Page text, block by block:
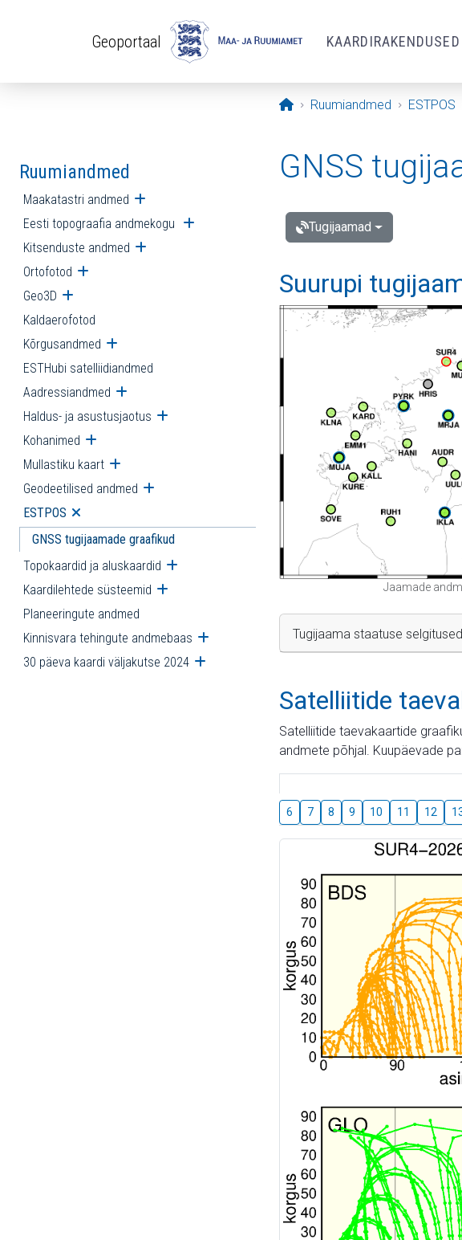
Geoportaal KAARDIRAKENDUSED
Avaleht
Ruumiandmed ESTPOS
Ruumiandmed
Maakatastri andmed Ava alammenüü
Eesti topograafia andmekogu Ava alammenüü
Kitsenduste andmed Ava alammenüü
Ortofotod Ava alammenüü
Geo3D Ava alammenüü
Kaldaerofotod
Kõrgusandmed Ava alammenüü
ESTHubi satelliidiandmed
Aadressiandmed Ava alammenüü
Haldus- ja asustusjaotus Ava alammenüü
Kohanimed Ava alammenüü
Mullastiku kaart Ava alammenüü
Geodeetilised andmed Ava alammenüü
ESTPOS Ava alammenüü
GNSS tugijaamade graafikud
Topokaardid ja aluskaardid Ava alammenüü
Kaardilehtede süsteemid Ava alammenüü
Planeeringute andmed
Kinnisvara tehingute andmebaas Ava alammenüü
30 päeva kaardi väljakutse 2024 Ava alammenüü
GNSS
Tugijaamad
Suurupi
Jaamade
Tugijaama staatuse selgitused
Satelliitide
Satelliitide taevakaartide
andmete põhjal. Kuupäevade
6 7 8 9 10 11 12